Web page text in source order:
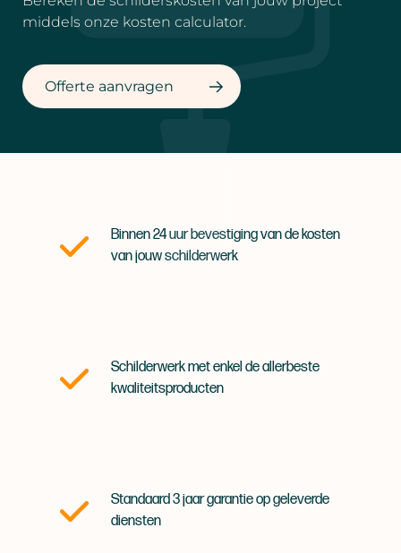
middels onze kosten calculator.
Offerte aanvragen
Binnen 24 uur bevestiging van de kosten
van jouw schilderwerk
Schilderwerk met enkel de allerbeste
kwaliteitsproducten
Standaard 3 jaar garantie op geleverde
diensten